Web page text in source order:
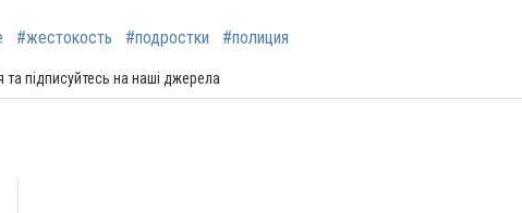
#жестокость #подростки #полиция
та підписуйтесь на наші джерела